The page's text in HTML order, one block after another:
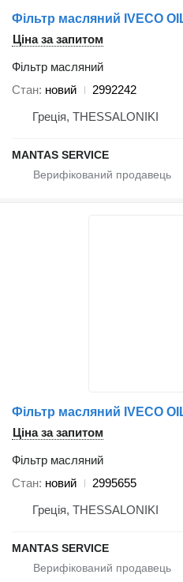
Ціна за запитом
Фільтр масляний
Стан новий
2992242
Греція, THESSALONIKI
MANTAS SERVICE
Ціна за запитом
Фільтр масляний
Стан новий
2995655
Греція, THESSALONIKI
MANTAS SERVICE